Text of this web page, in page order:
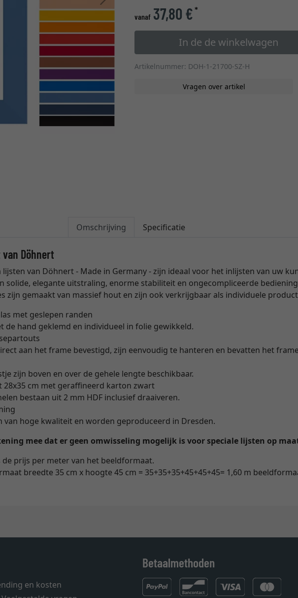
vanaf 37,80 €*
In de de winkelwagen
Artikelnummer: DOH-1-21700-SZ-H
Vragen over artikel
Omschrijving Specificatie
Döhnert
van Döhnert - Made in Germany - zijn ideaal voor het inlijsten van uw
solide, elegante uitstraling, enorme stabiliteit en ongecompliceerde
zijn gemaakt van massief hout en zijn ook verkrijgbaar als individuele
met geslepen randen
de hand geklemd en individueel in folie gewikkeld.
aan het frame bevestigd, zijn eenvoudig te hanteren en bevatten het
zijn boven en over de gehele lengte beschikbaar.
cm met geraffineerd karton zwart
bestaan uit 2 mm HDF inclusief draaiveren.
van hoge kwaliteit en worden geproduceerd in Dresden.
mee dat er geen omwisseling mogelijk is voor speciale lijsten op
de prijs per meter van het beeldformaat.
breedte 35 cm x hoogte 45 cm = 35+35+35+45+45+45= 1,60 m
en kosten
Betaalmethoden